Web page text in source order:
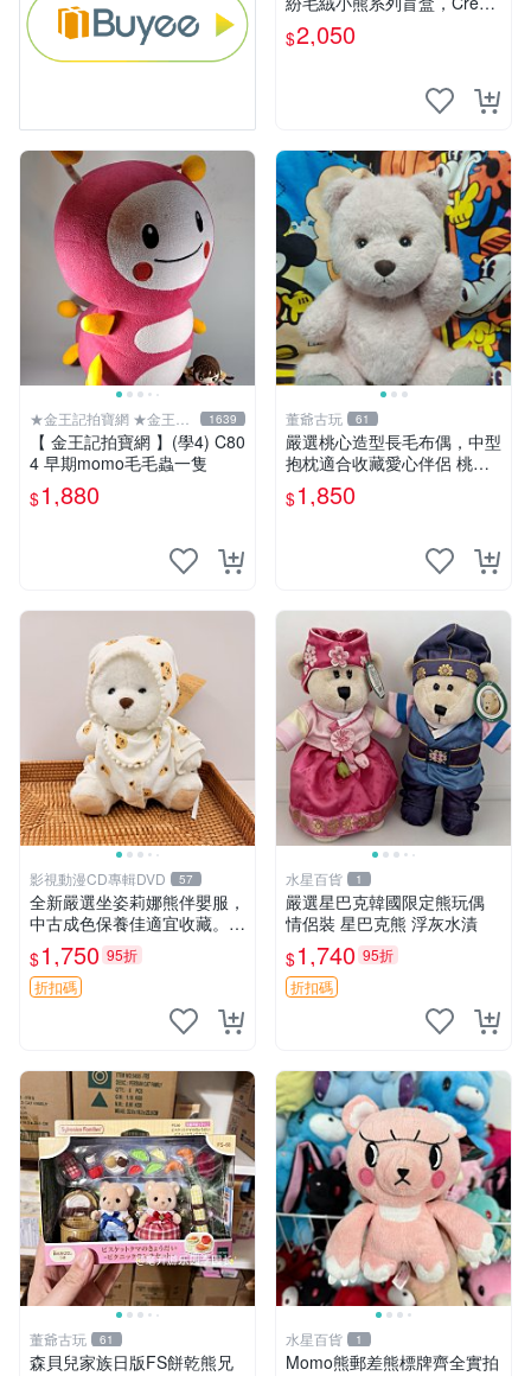
my櫻花巧藝盲盒 隱藏款Crea
my櫻花巧藝 嬰熊盲盒娃娃 樂
$2,050
★金王記拍寶網 ★金王記
拍寶趣
1639
【 金王記拍寶網 】(學4) C80
4 早期momo毛毛蟲一隻
$1,880
董爺古玩 61
嚴選桃心造型長毛布偶，中型
抱枕適合收藏愛心伴侶 桃心
抱枕 布娃娃 猛咬布偶
$1,850
影視動漫CD專輯DVD 57
全新嚴選坐姿莉娜熊伴嬰服，
中古成色保養佳適宜收藏。無
盒子但品質完好，快速出貨。
建議入手！ 中古 玩偶 滬漫
$1,750 95折
折扣碼
水星百貨 1
嚴選星巴克韓國限定熊玩偶
情侶裝 星巴克熊 浮灰水漬
$1,740 95折
折扣碼
董爺古玩 61
森貝兒家族日版FS餅乾熊兄
水星百貨 1
Momo熊郵差熊標牌齊全實拍